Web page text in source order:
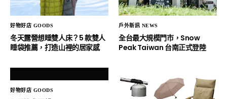
好物好店 GOODS
冬天露營想睡雙人床？5 款雙人
睡袋推薦，打造山裡的居家感
戶外新訊 NEWS
全台最大規模門市，Snow
Peak Taiwan 台南正式登陸
好物好店 GOODS